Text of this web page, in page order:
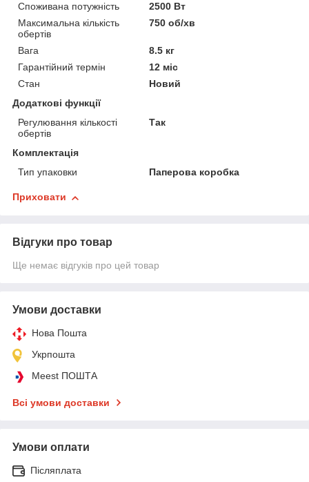
Споживана потужність
2500 Вт
Максимальна кількість
обертів
750 об/хв
Вага
8.5 кг
Гарантійний термін
12 міс
Стан
Новий
Додаткові функції
Регулювання кількості
обертів
Так
Комплектація
Тип упаковки
Паперова коробка
Приховати
Відгуки про товар
Ще немає відгуків про цей товар
Умови доставки
Нова Пошта
Укрпошта
Meest ПОШТА
Всі умови доставки
Умови оплати
Післяплата